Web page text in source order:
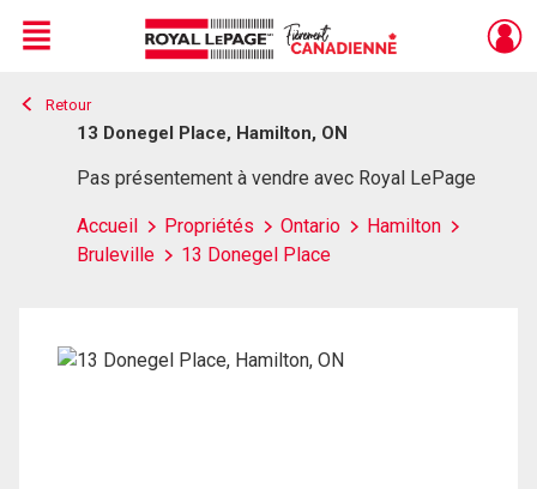
Live
En Direct
Menu
Retour
13 Donegel Place, Hamilton, ON
Pas présentement à vendre avec Royal LePage
Accueil Propriétés Ontario
Hamilton
Bruleville
13 Donegel Place